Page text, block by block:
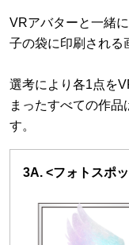
VRアバターと一緒
子の袋に印刷される
選考により各1点を
まったすべての作品
す。
3A. <フォトスポ